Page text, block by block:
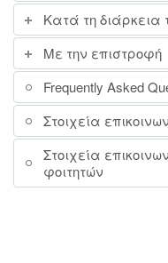
Κατά τη διάρκεια
Με την επιστροφή
Frequently Asked
Στοιχεία
Στοιχεία
φοιτητών